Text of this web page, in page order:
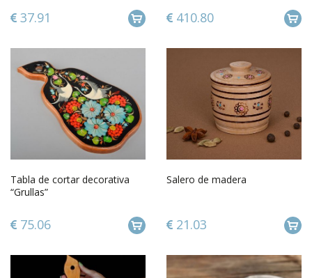
37.91 410.80
Tabla de cortar decorativa
“Grullas”
75.06
Salero de madera
21.03